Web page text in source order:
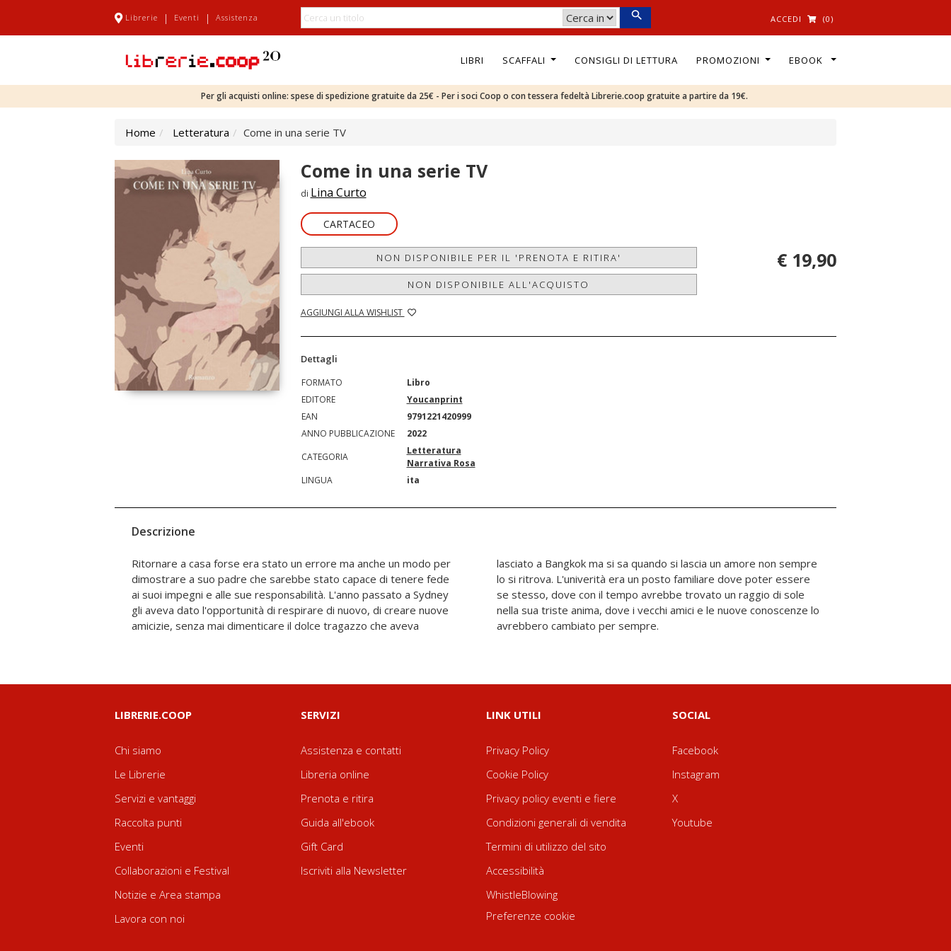
Librerie | Eventi | Assistenza ACCEDI (0)
LIBRI SCAFFALI CONSIGLI DI LETTURA PROMOZIONI EBOOK
Per gli acquisti online: spese di spedizione gratuite da 25€ - Per i soci Coop o con tessera fedeltà Librerie.coop gratuite a partire da 19€.
Home Letteratura Come in una serie TV
Come in una serie TV
di Lina Curto
CARTACEO
NON DISPONIBILE PER IL 'PRENOTA E RITIRA'
NON DISPONIBILE ALL'ACQUISTO
AGGIUNGI ALLA WISHLIST
€ 19,90
Dettagli
FORMATO
Libro
EDITORE
Youcanprint
EAN
9791221420999
ANNO PUBBLICAZIONE
2022
CATEGORIA
Letteratura
Narrativa Rosa
LINGUA
ita
Descrizione
Ritornare a casa forse era stato un errore ma anche un modo per
dimostrare a suo padre che sarebbe stato capace di tenere fede
ai suoi impegni e alle sue responsabilità. L'anno passato a Sydney
gli aveva dato l'opportunità di respirare di nuovo, di creare nuove
amicizie, senza mai dimenticare il dolce tragazzo che aveva
lasciato a Bangkok ma si sa quando si lascia un amore non sempre
lo si ritrova. L'univerità era un posto familiare dove poter essere
se stesso, dove con il tempo avrebbe trovato un raggio di sole
nella sua triste anima, dove i vecchi amici e le nuove conoscenze lo
avrebbero cambiato per sempre.
LIBRERIE.COOP
Chi siamo
Le Librerie
Servizi e vantaggi
Raccolta punti
Eventi
Collaborazioni e Festival
Notizie e Area stampa
Lavora con noi
SERVIZI
Assistenza e contatti
Libreria online
Prenota e ritira
Guida all'ebook
Gift Card
Iscriviti alla Newsletter
LINK UTILI
Privacy Policy
Cookie Policy
Privacy policy eventi e fiere
Condizioni generali di vendita
Termini di utilizzo del sito
Accessibilità
WhistleBlowing
Preferenze cookie
SOCIAL
Facebook
Instagram
X
Youtube